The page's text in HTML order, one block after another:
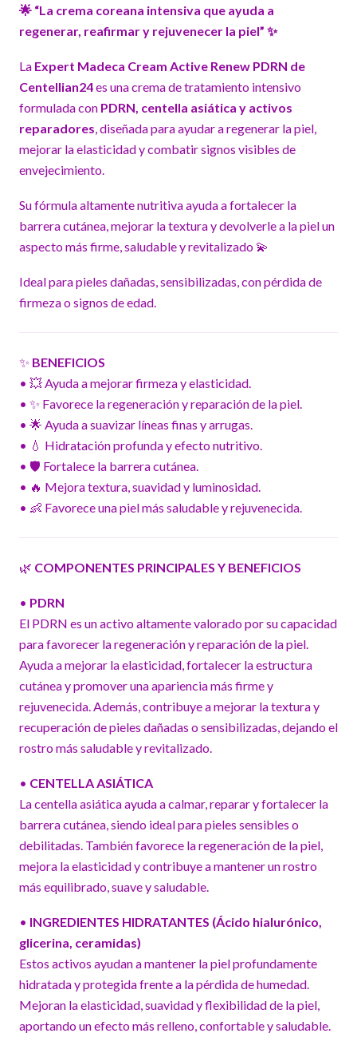
🌟 “La crema coreana intensiva que ayuda a
regenerar, reafirmar y rejuvenecer la piel” ✨
La Expert Madeca Cream Active Renew PDRN de
Centellian24es una crema de tratamiento intensivo
formulada con PDRN, centella asiática y activos
reparadores , diseñada para ayudar a regenerar la piel,
mejorar la elasticidad y combatir signos visibles de
envejecimiento.
Su fórmula altamente nutritiva ayuda a fortalecer la
barrera cutánea, mejorar la textura y devolverle a la piel un
aspecto más firme, saludable y revitalizado 💫
Ideal para pieles dañadas, sensibilizadas, con pérdida de
firmeza o signos de edad.
✨ BENEFICIOS
• 💥 Ayuda a mejorar firmeza y elasticidad.
• ✨ Favorece la regeneración y reparación de la piel.
• 🌟 Ayuda a suavizar líneas finas y arrugas.
• 💧 Hidratación profunda y efecto nutritivo.
• 🛡️ Fortalece la barrera cutánea.
• 🔥 Mejora textura, suavidad y luminosidad.
• 👶 Favorece una piel más saludable y rejuvenecida.
🌿 COMPONENTES PRINCIPALES Y BENEFICIOS
• PDRN
El PDRN es un activo altamente valorado por su capacidad
para favorecer la regeneración y reparación de la piel.
Ayuda a mejorar la elasticidad, fortalecer la estructura
cutánea y promover una apariencia más firme y
rejuvenecida. Además, contribuye a mejorar la textura y
recuperación de pieles dañadas o sensibilizadas, dejando el
rostro más saludable y revitalizado.
• CENTELLA ASIÁTICA
La centella asiática ayuda a calmar, reparar y fortalecer la
barrera cutánea, siendo ideal para pieles sensibles o
debilitadas. También favorece la regeneración de la piel,
mejora la elasticidad y contribuye a mantener un rostro
más equilibrado, suave y saludable.
• INGREDIENTES HIDRATANTES (Ácido hialurónico,
glicerina, ceramidas)
Estos activos ayudan a mantener la piel profundamente
hidratada y protegida frente a la pérdida de humedad.
Mejoran la elasticidad, suavidad y flexibilidad de la piel,
aportando un efecto más relleno, confortable y saludable.